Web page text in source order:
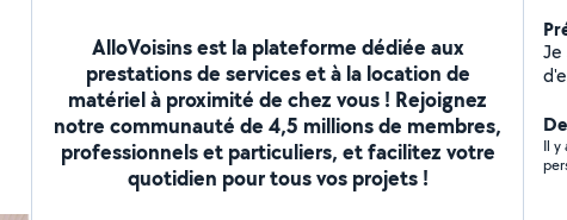
AlloVoisins est la plateforme dédiée aux
prestations de services et à la location de
matériel à proximité de chez vous ! Rejoignez
notre communauté de 4,5 millions de membres,
professionnels et particuliers, et facilitez votre
quotidien pour tous vos projets !
Je
chauffage.
Il y